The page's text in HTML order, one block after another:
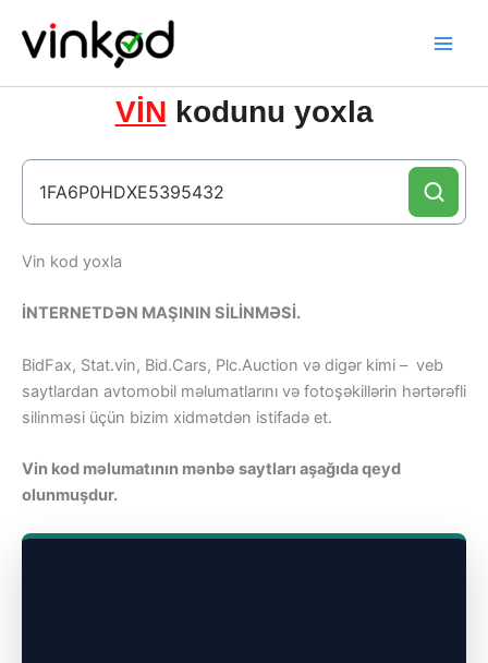
content
VİN kodunu yoxla
Vin kod yoxla
İNTERNETDƏN MAŞININ SİLİNMƏSİ.
BidFax, Stat.vin, Bid.Cars, Plc.Auction və digər kimi – veb
saytlardan avtomobil məlumatlarını və fotoşəkillərin hərtərəfli
silinməsi üçün bizim xidmətdən istifadə et.
Vin kod məlumatının mənbə saytları aşağıda qeyd
olunmuşdur.